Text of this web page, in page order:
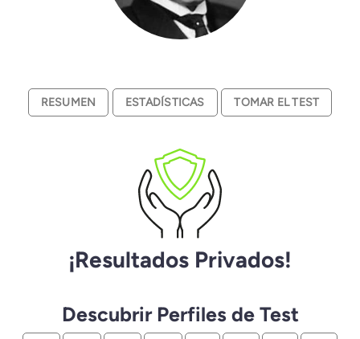
RESUMEN ESTADÍSTICAS TOMAR EL TEST
¡Resultados Privados!
Descubrir Perfiles de Test